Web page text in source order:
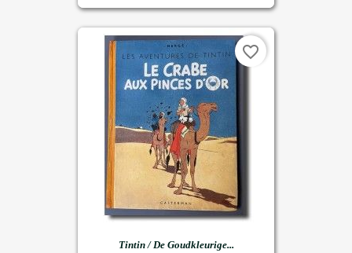
Tintin / De Goudkleurige...
favorite_border